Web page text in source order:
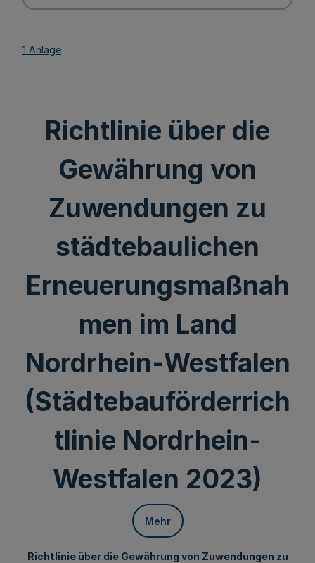
1 Anlage
Richtlinie über die
Gewährung von
Zuwendungen zu
städtebaulichen
Erneuerungsmaßnah
men im Land
Nordrhein-Westfalen
(Städtebauförderrich
tlinie Nordrhein-
Westfalen 2023)
Mehr
Richtlinie über die Gewährung von Zuwendungen zu